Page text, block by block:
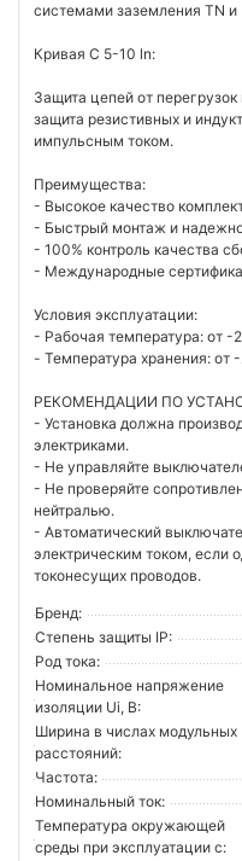
системами заземления TN и
Кривая С 5-10 ln:
Защита цепей от
защита резистивных и
импульсным током.
Преимущества:
- Высокое качество
- Быстрый монтаж и
- 100% контроль качества
- Международные
Условия эксплуатации:
- Рабочая температура: от -
- Температура хранения: от
РЕКОМЕНДАЦИИ ПО
- Установка должна
электриками.
- Не управляйте
- Не проверяйте
нейтралью.
- Автоматический
электрическим током, если
токонесущих проводов.
Бренд:
Степень защиты IP:
Род тока:
Номинальное напряжение
изоляции Ui, В:
Ширина в числах модульных
расстояний:
Частота:
Номинальный ток:
Температура окружающей
среды при эксплуатации с: